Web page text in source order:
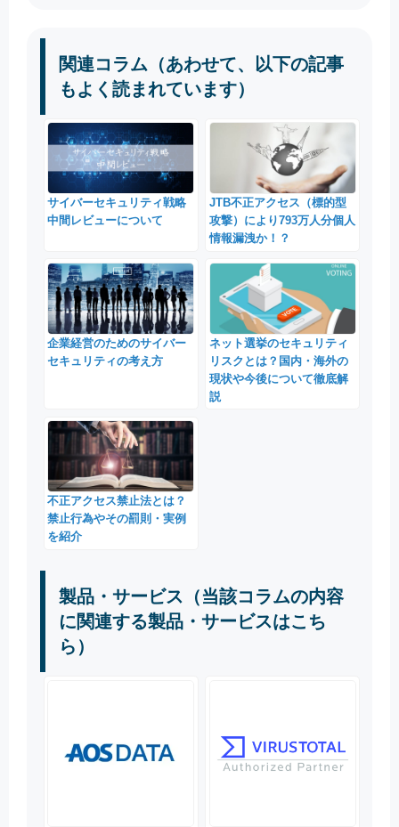
関連コラム（あわせて、以下の記事
もよく読まれています）
サイバーセキュリティ戦略
中間レビューについて
JTB不正アクセス（標的型
攻撃）により793万人分個人
情報漏洩か！？
企業経営のためのサイバー
セキュリティの考え方
ネット選挙のセキュリティ
リスクとは？国内・海外の
現状や今後について徹底解
説
不正アクセス禁止法とは？
禁止行為やその罰則・実例
を紹介
製品・サービス（当該コラムの内容
に関連する製品・サービスはこち
ら）